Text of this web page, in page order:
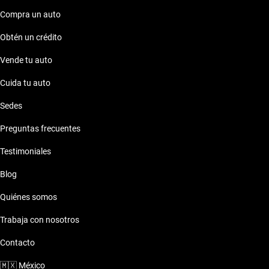
Compra un auto
Obtén un crédito
Vende tu auto
Cuida tu auto
Sedes
Preguntas frecuentes
Testimoniales
Blog
Quiénes somos
Trabaja con nosotros
Contacto
🇲🇽 México